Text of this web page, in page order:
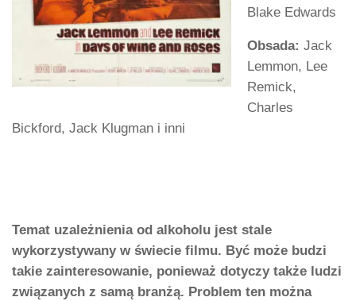
Blake Edwards
Obsada: Jack
Lemmon, Lee
Remick,
Charles
Bickford, Jack Klugman i inni
Temat uzależnienia od alkoholu jest stale
wykorzystywany w świecie filmu. Być może budzi
takie zainteresowanie, ponieważ dotyczy także ludzi
związanych z samą branżą. Problem ten można